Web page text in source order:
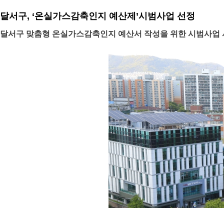
달서구, ‘온실가스감축인지 예산제’시범사업 선정
달서구 맞춤형 온실가스감축인지 예산서 작성을 위한 시범사업